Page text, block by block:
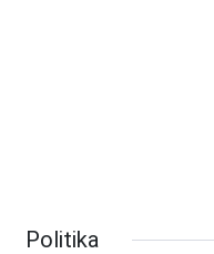
Politika